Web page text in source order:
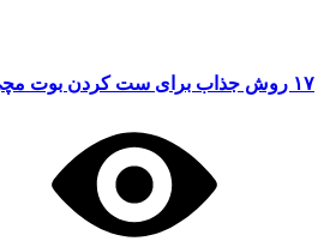
۱۷ روش جذاب برای ست کردن بوت مچی قرمز در استایل